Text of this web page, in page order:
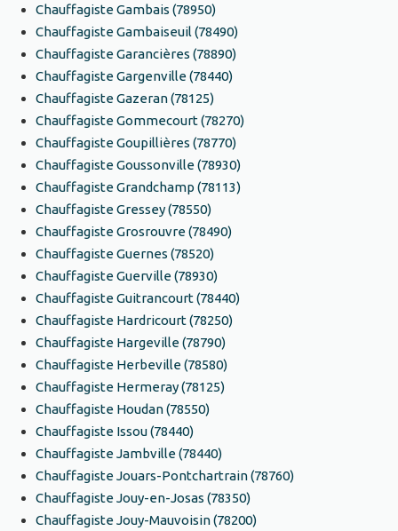
Chauffagiste Gambais (78950)
Chauffagiste Gambaiseuil (78490)
Chauffagiste Garancières (78890)
Chauffagiste Gargenville (78440)
Chauffagiste Gazeran (78125)
Chauffagiste Gommecourt (78270)
Chauffagiste Goupillières (78770)
Chauffagiste Goussonville (78930)
Chauffagiste Grandchamp (78113)
Chauffagiste Gressey (78550)
Chauffagiste Grosrouvre (78490)
Chauffagiste Guernes (78520)
Chauffagiste Guerville (78930)
Chauffagiste Guitrancourt (78440)
Chauffagiste Hardricourt (78250)
Chauffagiste Hargeville (78790)
Chauffagiste Herbeville (78580)
Chauffagiste Hermeray (78125)
Chauffagiste Houdan (78550)
Chauffagiste Issou (78440)
Chauffagiste Jambville (78440)
Chauffagiste Jouars-Pontchartrain (78760)
Chauffagiste Jouy-en-Josas (78350)
Chauffagiste Jouy-Mauvoisin (78200)